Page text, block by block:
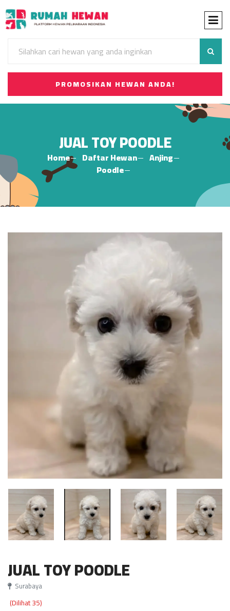
PROMOSIKAN HEWAN ANDA!
JUAL TOY POODLE
Home Daftar Hewan
Anjing
Poodle
JUAL TOY POODLE
Surabaya
(Dilihat 35)